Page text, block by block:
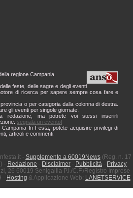
regione Campania.
feste, delle sagre e degli eventi
di ricerca per sapere sempre cosa fare e
o per categoria dalla colonna di destra.
gli eventi per singole giornate.
redazione, ma potrete voi stessi inserirli
segnala un evento!
In Festa, potete acquisire privilegi di
articoli e commenti.
- Supplemento a 60019News(Reg. n. 17
- Redazione - Disclaimer - Pubblicità - Privacy
26 60019 Senigallia P.I./C.F./Registro Imprese
- Hosting & Applicazione Web: LANETSERVICE